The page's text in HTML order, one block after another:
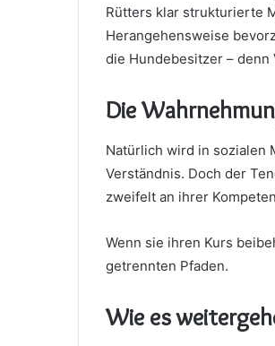
Rütters klar strukturierte
Herangehensweise
die Hundebesitzer – denn
Die
Natürlich wird in sozialen
Verständnis. Doch der
zweifelt an ihrer
Wenn sie ihren Kurs
getrennten Pfaden.
Wie es